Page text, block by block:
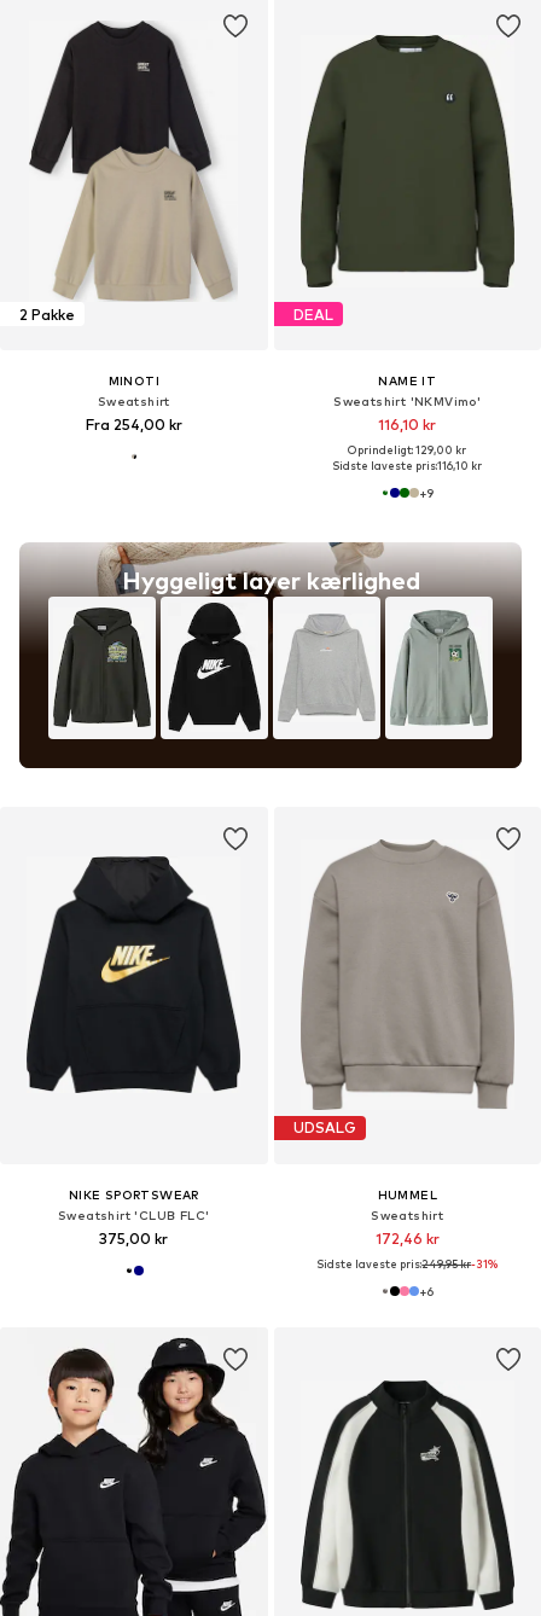
2 Pakke
MINOTI
Sweatshirt
Fra 254,00 kr
Hyggeligt layer kærlighed
DEAL
NAME IT
Sweatshirt 'NKMVimo'
116,10 kr
Oprindeligt: 129,00 kr
Sidste laveste pris:116,10 kr
+9
NIKE SPORTSWEAR
Sweatshirt 'CLUB FLC'
375,00 kr
UDSALG
HUMMEL
Sweatshirt
172,46 kr
Sidste laveste pris:249,95 kr-31%
+6